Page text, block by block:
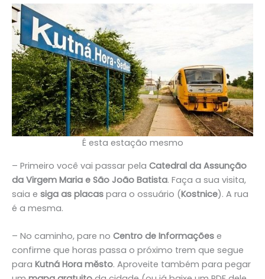
É esta estação mesmo
– Primeiro você vai passar pela Catedral da Assunção
da Virgem Maria e São João Batista. Faça a sua visita,
saia e siga as placas para o ossuário (Kostnice). A rua
é a mesma.
– No caminho, pare no Centro de Informações e
confirme que horas passa o próximo trem que segue
para Kutná Hora město. Aproveite também para pegar